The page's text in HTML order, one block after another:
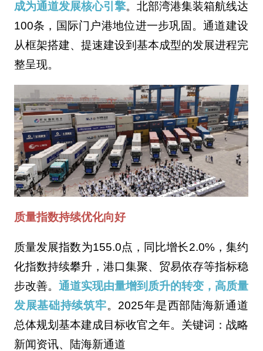
成为通道发展核心引擎。北部湾港集装箱航线达
100条，国际门户港地位进一步巩固。通道建设
从框架搭建、提速建设到基本成型的发展进程完
整呈现。
质量指数持续优化向好
质量发展指数为155.0点，同比增长2.0%，集约
化指数持续攀升，港口集聚、贸易依存等指标稳
步改善。 通道实现由量增到质升的转变，高质量
发展基础持续筑牢。2025年是西部陆海新通道
总体规划基本建成目标收官之年。关键词：战略
新闻资讯、陆海新通道